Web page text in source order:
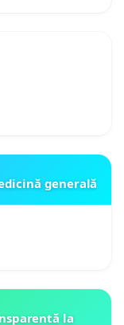
generală
la